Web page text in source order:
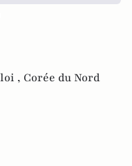
, Corée du Nord